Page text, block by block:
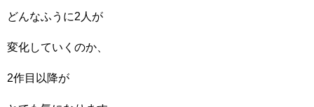
どんなふうに2人が
変化していくのか、
2作目以降が